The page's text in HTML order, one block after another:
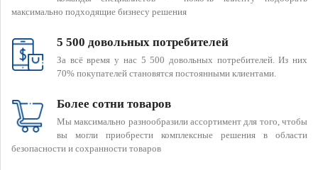
максимально подходящие бизнесу решения
5 500 довольных потребителей
За всё время у нас 5 500 довольных потребителей. Из них
70% покупателей становятся постоянными клиентами.
Более сотни товаров
Мы максимально разнообразили ассортимент для того, чтобы
вы могли приобрести комплексные решения в области
безопасности и сохранности товаров